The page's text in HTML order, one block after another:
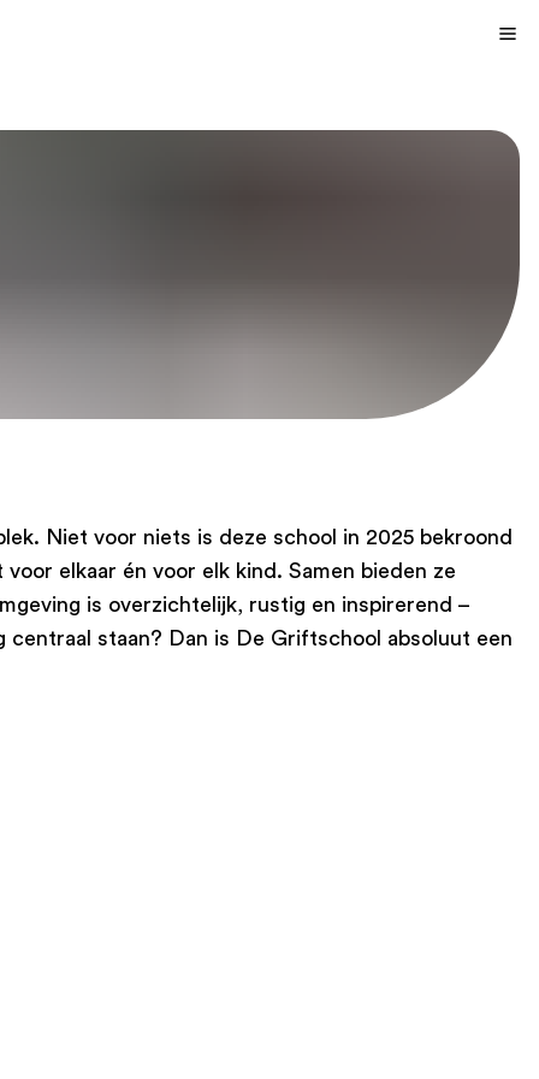
Niet voor niets is deze school in 2025 bekroond
elkaar én voor elk kind. Samen bieden ze
is overzichtelijk, rustig en inspirerend –
staan? Dan is De Griftschool absoluut een